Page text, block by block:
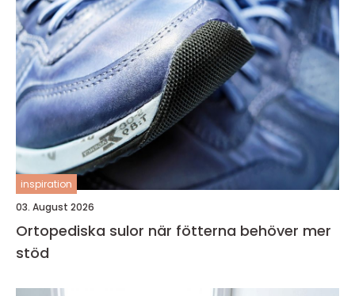
inspiration
03. August 2026
Ortopediska sulor när fötterna behöver mer
stöd